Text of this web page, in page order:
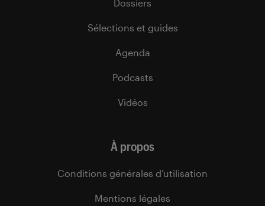
Dossiers
Sélections et guides
Agenda
Podcasts
Vidéos
À propos
Conditions générales d’utilisation
Mentions légales